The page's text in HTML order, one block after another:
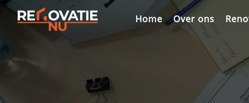
Home Over ons
Videospeler